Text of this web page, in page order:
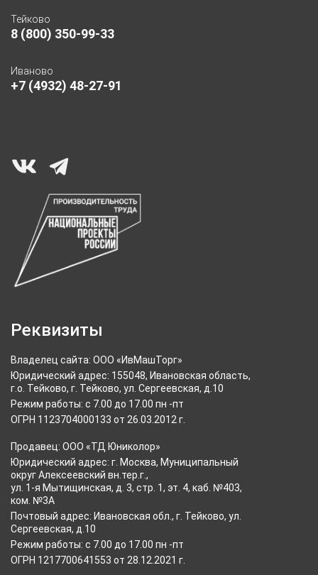
Тейково
8 (800) 350-99-33
Иваново
+7 (4932) 48-27-91
Реквизиты
Владелец сайта: ООО «ИвМашТорг»
Юридический адрес: 155048, Ивановская область,
г.о. Тейково, г. Тейково, ул. Сергеевская, д.10
Режим работы: с 7.00 до 17.00 пн -пт
ОГРН 1123704000133 от 26.03.2012 г.
Продавец: ООО «ТД Юниколор»
Юридический адрес: г. Москва, Муниципальный
округ Алексеевский вн.тер.г.,
ул. 1-я Мытищинская, д. 3, стр. 1, эт. 4, каб. №403,
ком. №3А
Почтовый адрес: Ивановская обл., г. Тейково, ул.
Сергеевская, д.10
Режим работы: с 7.00 до 17.00 пн -пт
ОГРН 1217700641553 от 28.12.2021 г.